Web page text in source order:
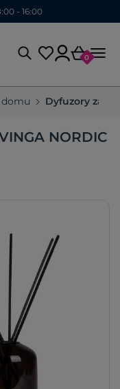
- 16:00
0
domu Dyfuzory
NORDIC